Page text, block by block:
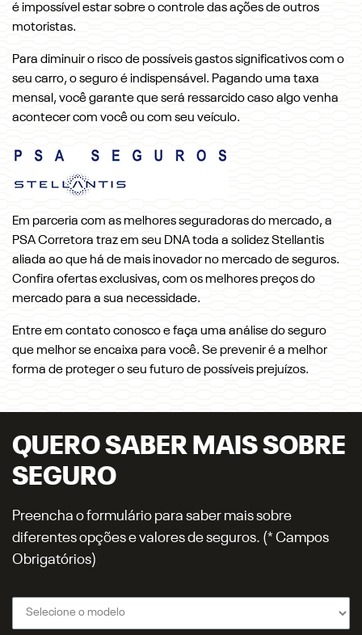
é impossível estar sobre o controle das ações de outros
motoristas.
Para diminuir o risco de possíveis gastos significativos com o
seu carro, o seguro é indispensável. Pagando uma taxa
mensal, você garante que será ressarcido caso algo venha
acontecer com você ou com seu veículo.
Em parceria com as melhores seguradoras do mercado, a
PSA Corretora traz em seu DNA toda a solidez Stellantis
aliada ao que há de mais inovador no mercado de seguros.
Confira ofertas exclusivas, com os melhores preços do
mercado para a sua necessidade.
Entre em contato conosco e faça uma análise do seguro
que melhor se encaixa para você. Se prevenir é a melhor
forma de proteger o seu futuro de possíveis prejuízos.
QUERO SABER MAIS SOBRE
SEGURO
Preencha o formulário para saber mais sobre
diferentes opções e valores de seguros. (* Campos
Obrigatórios)